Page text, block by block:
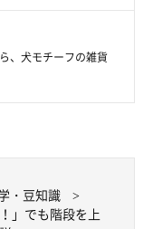
、犬モチーフの雑貨
・豆知識
」でも階段を上